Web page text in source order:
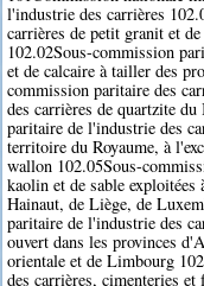
l'industrie des carrières
carrières de petit granit et
102.02Sous-commission
et de calcaire à tailler des
commission paritaire des
des carrières de quartzite
paritaire de l'industrie des
territoire du Royaume, à
wallon 102.05Sous-
kaolin et de sable
Hainaut, de Liège, de
paritaire de l'industrie des
ouvert dans les provinces
orientale et de Limbourg
des carrières, cimenteries